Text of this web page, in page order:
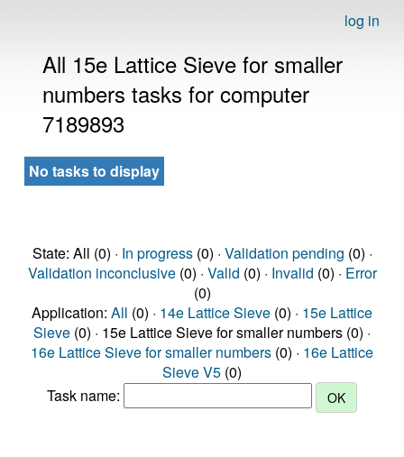
log in
All 15e Lattice Sieve for smaller
numbers tasks for computer
7189893
No tasks to display
State: All (0) · In progress(0) · Validation pending (0) ·
Validation inconclusive(0) · Valid (0) · Invalid (0) · Error
(0)
Application: All (0) · 14e Lattice Sieve (0) · 15e Lattice
Sieve (0) · 15e Lattice Sieve for smaller numbers (0) ·
16e Lattice Sieve for smaller numbers (0) · 16e Lattice
Sieve V5 (0)
Task name: